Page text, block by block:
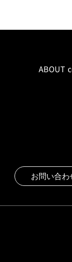
ABOUT
お問い合わ